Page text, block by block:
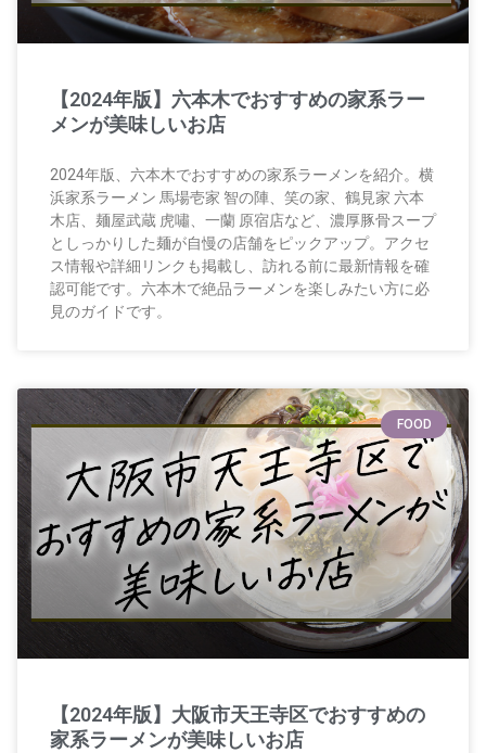
【2024年版】六本木でおすすめの家系ラー
メンが美味しいお店
2024年版、六本木でおすすめの家系ラーメンを紹介。横
浜家系ラーメン 馬場壱家 智の陣、笑の家、鶴見家 六本
木店、麺屋武蔵 虎嘯、一蘭 原宿店など、濃厚豚骨スープ
としっかりした麺が自慢の店舗をピックアップ。アクセ
ス情報や詳細リンクも掲載し、訪れる前に最新情報を確
認可能です。六本木で絶品ラーメンを楽しみたい方に必
見のガイドです。
FOOD
【2024年版】大阪市天王寺区でおすすめの
家系ラーメンが美味しいお店